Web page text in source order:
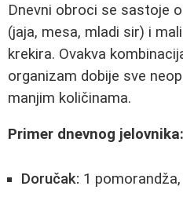
Dnevni obroci se sastoje
(jaja, mesa, mladi sir) i
krekira. Ovakva
organizam dobije sve
manjim količinama.
Primer dnevnog jelovnika:
Doručak: 1